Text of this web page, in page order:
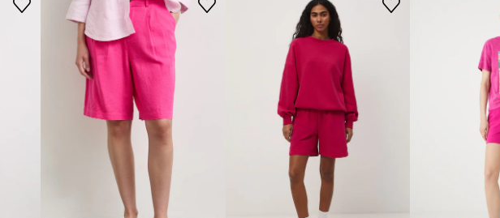
przewiewność,
RS26-SZD0A1-34X
9
S.